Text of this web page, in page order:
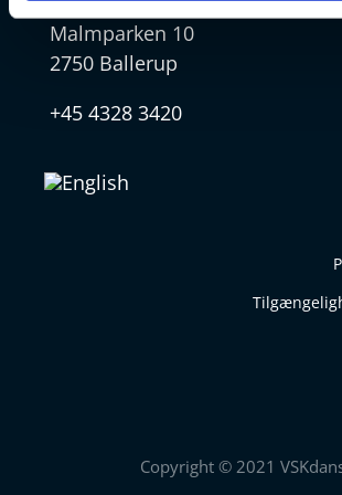
Malmparken 10
2750 Ballerup
+45 4328 3420
Copyright © 2021